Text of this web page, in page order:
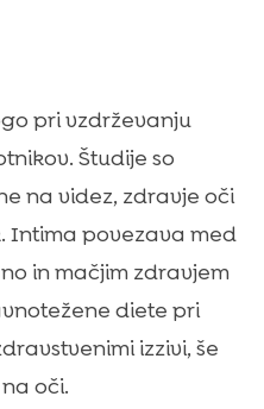
pri vzdrževanju
Študije so
na videz, zdravje oči
Intima povezava med
in mačjim zdravjem
diete pri
izzivi, še
oči.